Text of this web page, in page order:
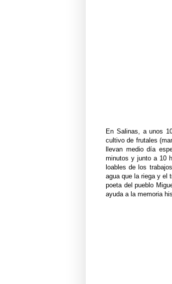
En Salinas, a unos
cultivo de frutales
llevan medio día
minutos y junto a 10
loables de los
agua que la riega y el
poeta del pueblo
ayuda a la memoria